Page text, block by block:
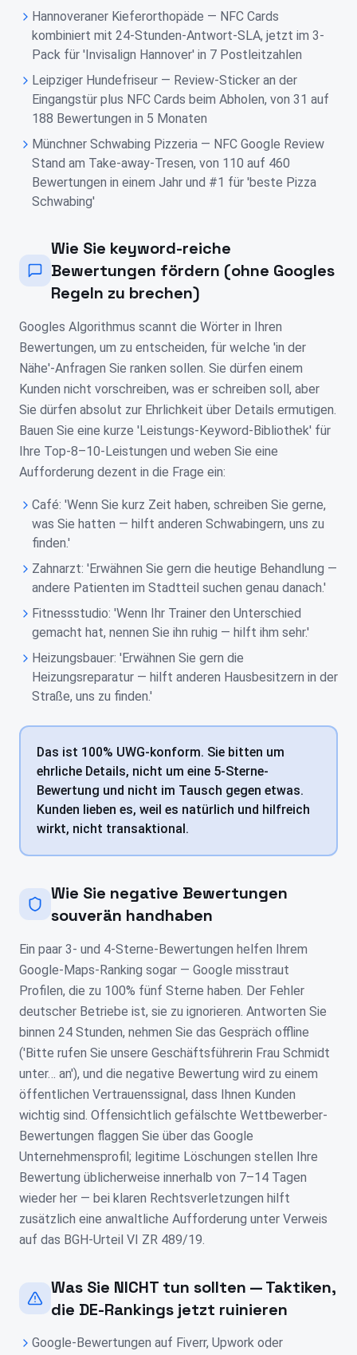
Hannoveraner Kieferorthopäde — NFC Cards
kombiniert mit 24-Stunden-Antwort-SLA, jetzt im 3-
Pack für 'Invisalign Hannover' in 7 Postleitzahlen
Leipziger Hundefriseur — Review-Sticker an der
Eingangstür plus NFC Cards beim Abholen, von 31 auf
188 Bewertungen in 5 Monaten
Münchner Schwabing Pizzeria — NFC Google Review
Stand am Take-away-Tresen, von 110 auf 460
Bewertungen in einem Jahr und #1 für 'beste Pizza
Schwabing'
Wie Sie keyword-reiche
Bewertungen fördern (ohne Googles
Regeln zu brechen)
Googles Algorithmus scannt die Wörter in Ihren
Bewertungen, um zu entscheiden, für welche 'in der
Nähe'-Anfragen Sie ranken sollen. Sie dürfen einem
Kunden nicht vorschreiben, was er schreiben soll, aber
Sie dürfen absolut zur Ehrlichkeit über Details ermutigen.
Bauen Sie eine kurze 'Leistungs-Keyword-Bibliothek' für
Ihre Top-8–10-Leistungen und weben Sie eine
Aufforderung dezent in die Frage ein:
Café: 'Wenn Sie kurz Zeit haben, schreiben Sie gerne,
was Sie hatten — hilft anderen Schwabingern, uns zu
finden.'
Zahnarzt: 'Erwähnen Sie gern die heutige Behandlung —
andere Patienten im Stadtteil suchen genau danach.'
Fitnessstudio: 'Wenn Ihr Trainer den Unterschied
gemacht hat, nennen Sie ihn ruhig — hilft ihm sehr.'
Heizungsbauer: 'Erwähnen Sie gern die
Heizungsreparatur — hilft anderen Hausbesitzern in der
Straße, uns zu finden.'
Das ist 100% UWG-konform. Sie bitten um
ehrliche Details, nicht um eine 5-Sterne-
Bewertung und nicht im Tausch gegen etwas.
Kunden lieben es, weil es natürlich und hilfreich
wirkt, nicht transaktional.
Wie Sie negative Bewertungen
souverän handhaben
Ein paar 3- und 4-Sterne-Bewertungen helfen Ihrem
Google-Maps-Ranking sogar — Google misstraut
Profilen, die zu 100% fünf Sterne haben. Der Fehler
deutscher Betriebe ist, sie zu ignorieren. Antworten Sie
binnen 24 Stunden, nehmen Sie das Gespräch offline
('Bitte rufen Sie unsere Geschäftsführerin Frau Schmidt
unter… an'), und die negative Bewertung wird zu einem
öffentlichen Vertrauenssignal, dass Ihnen Kunden
wichtig sind. Offensichtlich gefälschte Wettbewerber-
Bewertungen flaggen Sie über das Google
Unternehmensprofil; legitime Löschungen stellen Ihre
Bewertung üblicherweise innerhalb von 7–14 Tagen
wieder her — bei klaren Rechtsverletzungen hilft
zusätzlich eine anwaltliche Aufforderung unter Verweis
auf das BGH-Urteil VI ZR 489/19.
Was Sie NICHT tun sollten — Taktiken,
die DE-Rankings jetzt ruinieren
Google-Bewertungen auf Fiverr, Upwork oder